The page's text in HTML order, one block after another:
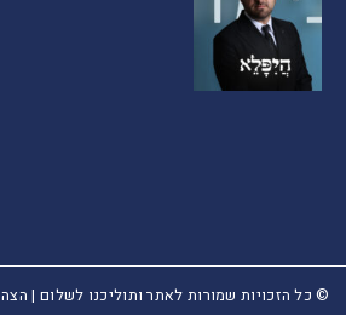
© כל הזכויות שמורות לאתר ותוליכנו לשלום |